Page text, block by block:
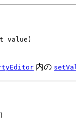
value)
内の